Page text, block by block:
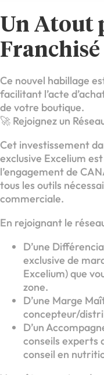
Un Atout
Franchisé
Ce nouvel habillage
facilitant l’acte
de votre boutique.
🚀 Rejoignez un
Cet investissement
exclusive Excelium
l’engagement de
tous les outils
commerciale.
En rejoignant le
D’une
exclusive de
Excelium) que
zone.
D’une Marge
concepteur/
D’un
conseils experts
conseil en